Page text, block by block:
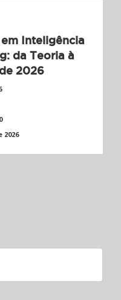
Inteligência
da Teoria à
2026
2026